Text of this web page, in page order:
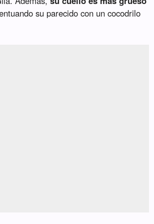
su parecido con un cocodrilo